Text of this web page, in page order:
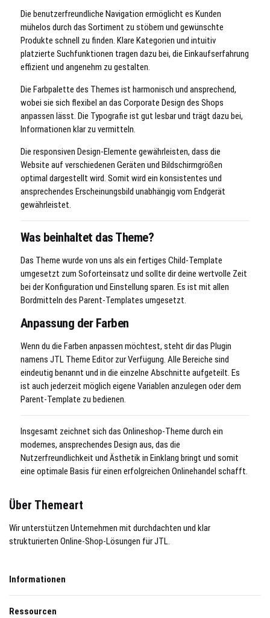
Die benutzerfreundliche Navigation ermöglicht es Kunden
mühelos durch das Sortiment zu stöbern und gewünschte
Produkte schnell zu finden. Klare Kategorien und intuitiv
platzierte Suchfunktionen tragen dazu bei, die Einkaufserfahrung
effizient und angenehm zu gestalten.
Die Farbpalette des Themes ist harmonisch und ansprechend,
wobei sie sich flexibel an das Corporate Design des Shops
anpassen lässt. Die Typografie ist gut lesbar und trägt dazu bei,
Informationen klar zu vermitteln.
Die responsiven Design-Elemente gewährleisten, dass die
Website auf verschiedenen Geräten und Bildschirmgrößen
optimal dargestellt wird. Somit wird ein konsistentes und
ansprechendes Erscheinungsbild unabhängig vom Endgerät
gewährleistet.
Was beinhaltet das Theme?
Das Theme wurde von uns als ein fertiges Child-Template
umgesetzt zum Soforteinsatz und sollte dir deine wertvolle Zeit
bei der Konfiguration und Einstellung sparen. Es ist mit allen
Bordmitteln des Parent-Templates umgesetzt.
Anpassung der Farben
Wenn du die Farben anpassen möchtest, steht dir das Plugin
namens JTL Theme Editor zur Verfügung. Alle Bereiche sind
eindeutig benannt und in die einzelne Abschnitte aufgeteilt. Es
ist auch jederzeit möglich eigene Variablen anzulegen oder dem
Parent-Template zu bedienen.
Insgesamt zeichnet sich das Onlineshop-Theme durch ein
modernes, ansprechendes Design aus, das die
Nutzerfreundlichkeit und Ästhetik in Einklang bringt und somit
eine optimale Basis für einen erfolgreichen Onlinehandel schafft.
Über Themeart
Wir unterstützen Unternehmen mit durchdachten und klar
strukturierten Online-Shop-Lösungen für JTL.
Informationen
Ressourcen